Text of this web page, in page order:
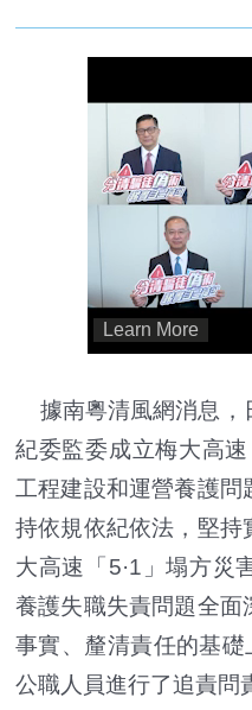
據南粵清風網消息，
紀委監委成立梅大高
工程建設和運營養護問
持依規依紀依法，堅持
大高速「5·1」塌方災
養護失職失責問題全面
事實、釐清責任的基
公職人員進行了追責問